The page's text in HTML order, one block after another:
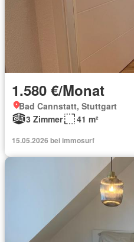
1.580 €/Monat
Bad Cannstatt, Stuttgart
3 Zimmer
41 m²
15.05.2026 bei immosurf